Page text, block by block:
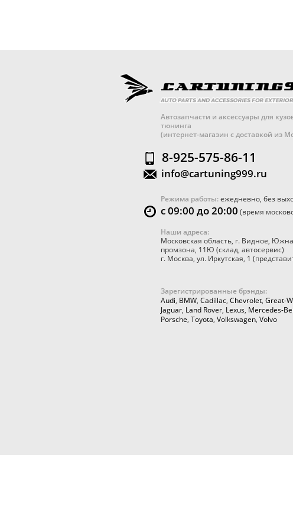
Автозапчасти и аксессуары для
тюнинга
(интернет-магазин с доставкой из
8-925-575-86-11
info@cartuning999.ru
Режима работы:ежедневно, без
с 09:00 до 20:00 (время
Наши адреса:
Московская область, г. Видное,
промзона, 11Ю (склад, автосервис)
г. Москва, ул. Иркутская, 1
Зарегистрированные брэнды:
Audi, BMW, Cadillac, Chevrolet, Great-
Jaguar, Land Rover, Lexus, Mercedes-
Porsche, Toyota, Volkswagen, Volvo